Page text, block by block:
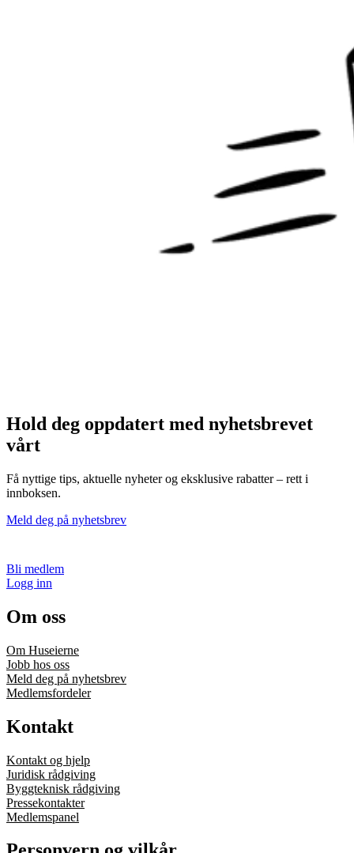
Hold deg oppdatert med nyhetsbrevet
vårt
Få nyttige tips, aktuelle nyheter og eksklusive rabatter – rett i
innboksen.
Meld deg på nyhetsbrev
Bli medlem
Logg inn
Om oss
Om Huseierne
Jobb hos oss
Meld deg på nyhetsbrev
Medlemsfordeler
Kontakt
Kontakt og hjelp
Juridisk rådgiving
Byggteknisk rådgiving
Pressekontakter
Medlemspanel